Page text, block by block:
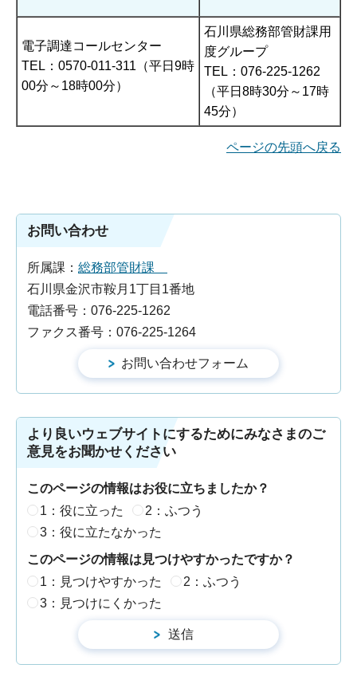
電子調達コールセンター
TEL：0570-011-311（平日9時
00分～18時00分）
石川県総務部管財課用
度グループ
TEL：076-225-1262
（平日8時30分～17時
45分）
ページの先頭へ戻る
お問い合わせ
所属課： 総務部管財課
石川県金沢市鞍月1丁目1番地
電話番号：076-225-1262
ファクス番号：076-225-1264
より良いウェブサイトにするためにみなさまのご
意見をお聞かせください
このページの情報はお役に立ちましたか？
1：役に立った
2：ふつう
3：役に立たなかった
このページの情報は見つけやすかったですか？
1：見つけやすかった
2：ふつう
3：見つけにくかった